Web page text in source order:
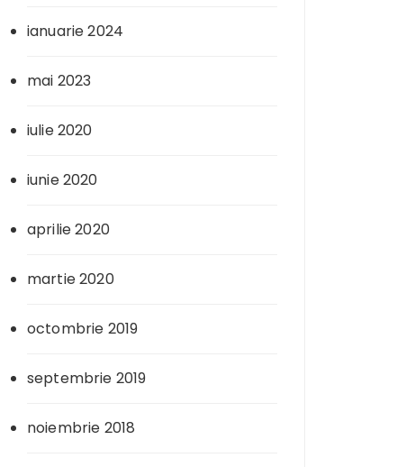
ianuarie 2024
mai 2023
iulie 2020
iunie 2020
aprilie 2020
martie 2020
octombrie 2019
septembrie 2019
noiembrie 2018